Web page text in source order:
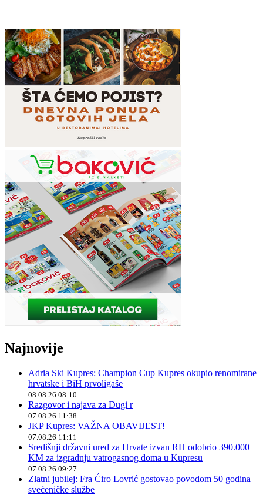
Najnovije
Adria Ski Kupres: Champion Cup Kupres okupio renomirane
hrvatske i BiH prvoligaše
08.08.26 08:10
Razgovor i najava za Dugi r
07.08.26 11:38
JKP Kupres: VAŽNA OBAVIJEST!
07.08.26 11:11
Središnji državni ured za Hrvate izvan RH odobrio 390.000
KM za izgradnju vatrogasnog doma u Kupresu
07.08.26 09:27
Zlatni jubilej: Fra Ćiro Lovrić gostovao povodom 50 godina
svećeničke službe